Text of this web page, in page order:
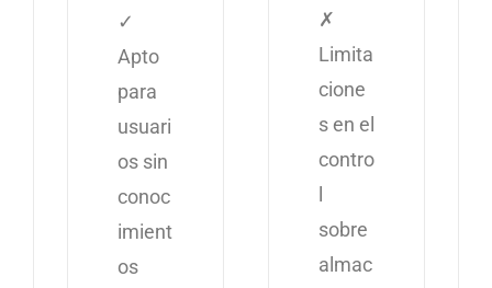
✓
Apto
para
usuari
os sin
conoc
imient
os
✗
Limita
cione
s en el
contro
sobre
almac